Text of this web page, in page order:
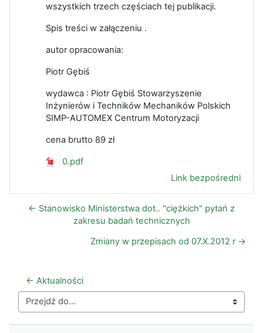
wszystkich trzech częściach tej publikacji.
Spis treści w załączeniu .
autor opracowania:
Piotr Gębiś
wydawca : Piotr Gębiś Stowarzyszenie
Inżynierów i Techników Mechaników Polskich
SIMP-AUTOMEX Centrum Motoryzacji
cena brutto 89 zł
0.pdf
Link bezpośredni
← Stanowisko Ministerstwa dot.. "ciężkich" pytań z
zakresu badań technicznych
Zmiany w przepisach od 07.X.2012 r →
← Aktualności
Przejdź do...